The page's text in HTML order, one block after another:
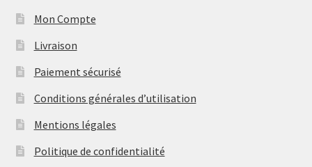
Mon Compte
Livraison
Paiement sécurisé
Conditions générales d’utilisation
Mentions légales
Politique de confidentialité